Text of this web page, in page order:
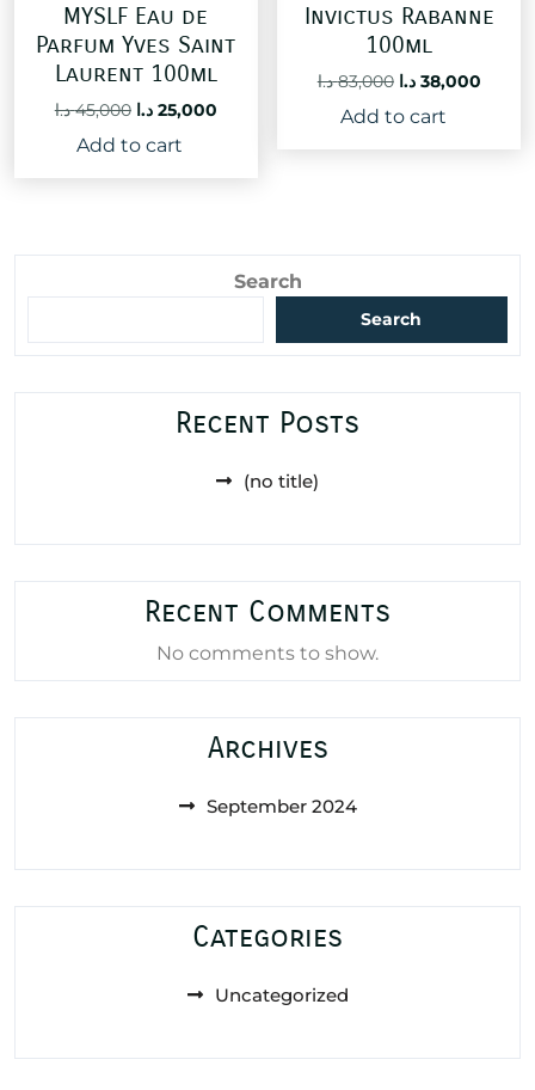
MYSLF Eau de
Parfum Yves Saint
Laurent 100ml
45,000 د.ا
Original
price
was:
25,000 د.ا
Current
Add to cart
Invictus Rabanne
100ml
83,000 د.ا
Original
price
was:
38,000 د.ا
Add to cart
Search
Search
Recent Posts
(no title)
Recent Comments
No comments to show.
Archives
September 2024
Categories
Uncategorized